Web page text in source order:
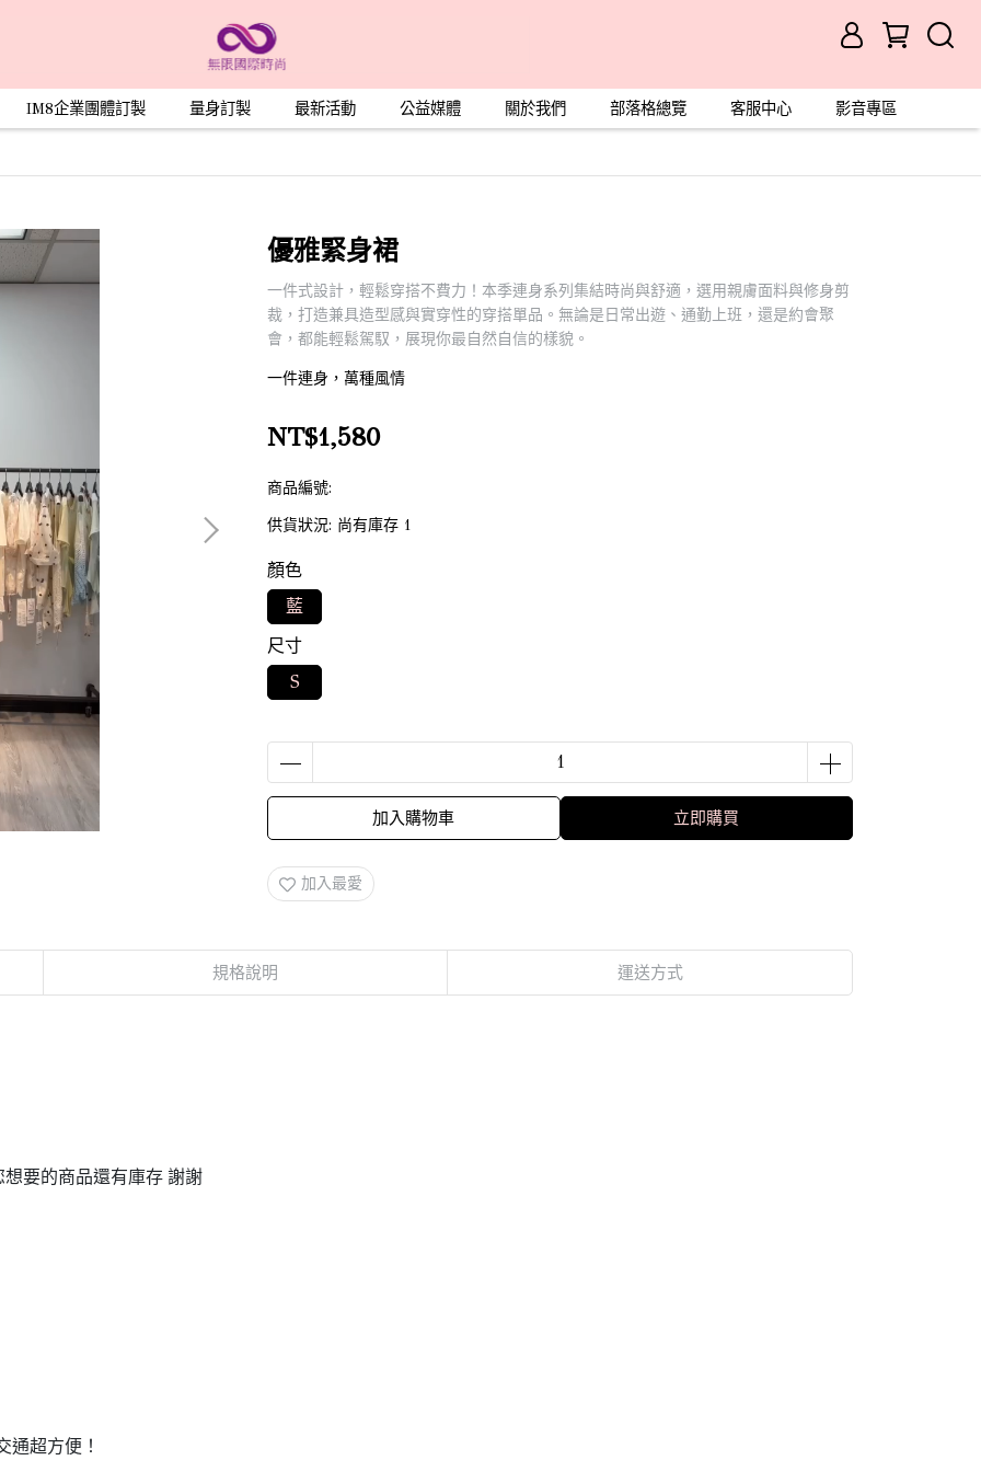
IM8企業團體訂製 量身訂製 最新活動 公益媒體 關於我們 部落格總覽 客服中心 影音專區
優雅緊身裙
一件式設計，輕鬆穿搭不費力！本季連身系列集結時尚與舒適，選用親膚面料與修身剪
裁，打造兼具造型感與實穿性的穿搭單品。無論是日常出遊、通勤上班，還是約會聚
會，都能輕鬆駕馭，展現你最自然自信的樣貌。
一件連身，萬種風情
NT$1,580
商品編號:
供貨狀況: 尚有庫存 1
顏色
藍
尺寸
S
加入購物車 立即購買
加入最愛
規格說明 運送方式
要的商品還有庫存 謝謝
通超方便！